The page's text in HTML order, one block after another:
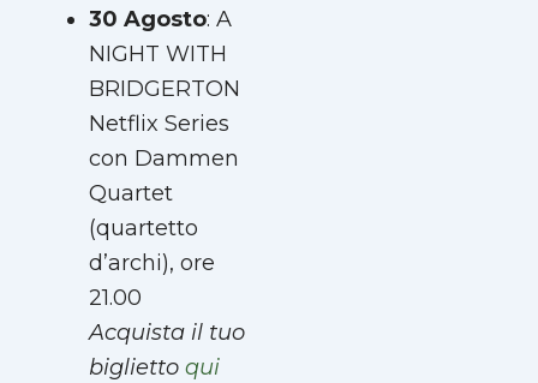
30 Agosto: A
NIGHT WITH
BRIDGERTON
Netflix Series
con Dammen
Quartet
(quartetto
d’archi), ore
21.00
Acquista il tuo
biglietto qui